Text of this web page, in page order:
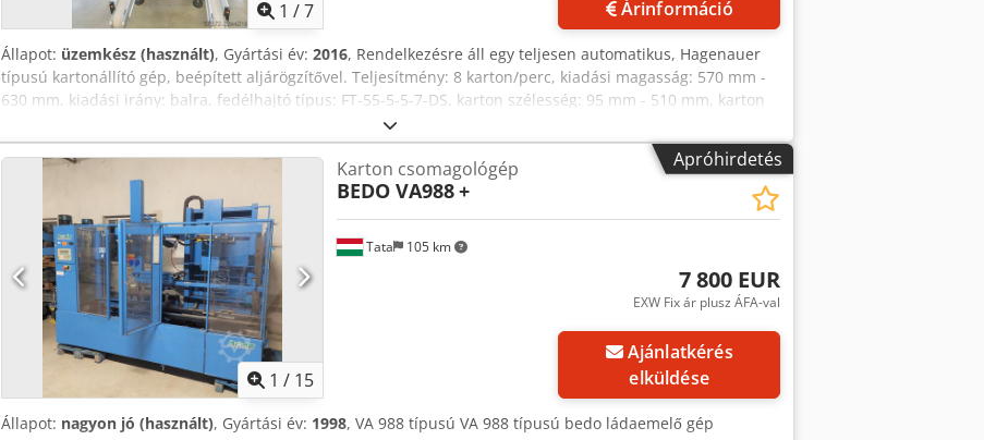
1 /7 Árinformáció
Állapot: üzemkész (használt), Gyártási év: 2016, Rendelkezésre áll egy teljesen automatikus, Hagenauer
típusú kartonállító gép, beépített aljárögzítővel. Teljesítmény: 8 karton/perc, kiadási magasság: 570 mm -
630 mm, kiadási irány: balra, fedélhajtó típus: FT-55-5-5-7-DS, karton szélesség: 95 mm - 510 mm, karton
magasság: 85 mm - 510 mm. Fedéllezáró nélkül. Dokumentáció rendelkezésre áll. Lehetőség van helyszíni
szemlére. Chodpfx Aljzp Rg Djija
Apróhirdetés
1 / 15
Tata 105 km
Karton csomagológép
BEDO VA988+
7 800 EUR
EXW Fix ár plusz ÁFA-val
Ajánlatkérés
elküldése
Állapot: nagyon jó (használt), Gyártási év: 1998, VA 988 típusú VA 988 típusú bedo ládaemelő gép